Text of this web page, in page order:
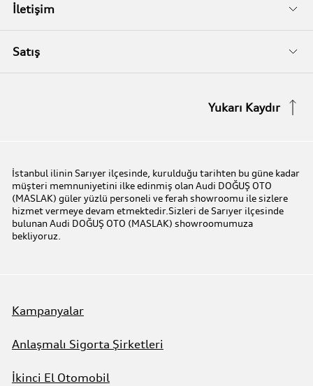
Serviste Prestijin 7 Prensibi
Audi Online Team
Benim Audim
Biz Kimiz?
İletişim
İletişim Bilgileri
Satış
Audi prime :plus
Yukarı Kaydır
İstanbul ilinin Sarıyer ilçesinde, kurulduğu tarihten bu güne kadar
müşteri memnuniyetini ilke edinmiş olan Audi DOĞUŞ OTO
(MASLAK) güler yüzlü personeli ve ferah showroomu ile sizlere
hizmet vermeye devam etmektedir.Sizleri de Sarıyer ilçesinde
bulunan Audi DOĞUŞ OTO (MASLAK) showroomumuza
bekliyoruz.
Kampanyalar
Anlaşmalı Sigorta Şirketleri
İkinci El Otomobil